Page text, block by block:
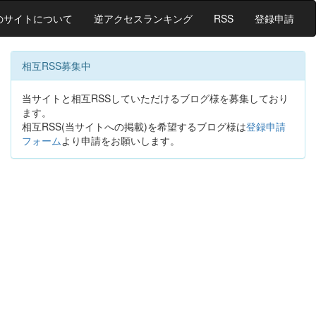
サイトについて 逆アクセスランキング RSS 登録申請
相互RSS募集中
当サイトと相互RSSしていただけるブログ様を募集しており
ます。
相互RSS(当サイトへの掲載)を希望するブログ様は登録申請
フォームより申請をお願いします。